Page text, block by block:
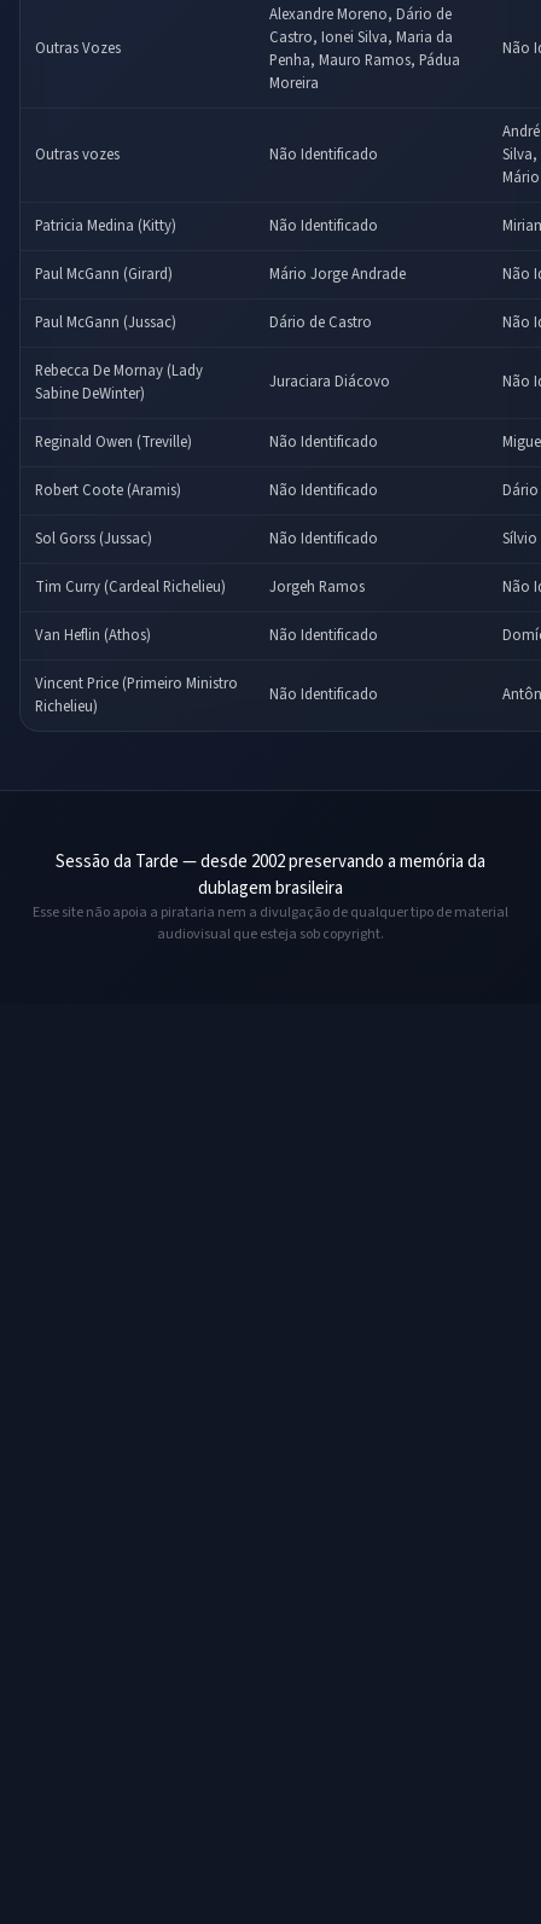
Outras Vozes
Alexandre Moreno, Dário de
Castro, Ionei Silva, Maria da
Penha, Mauro Ramos, Pádua
Moreira
Não
Outras vozes Não Identificado
Mário
Patricia Medina (Kitty) Não Identificado
Paul McGann (Girard) Mário Jorge Andrade Não
Paul McGann (Jussac) Dário de Castro Não
Rebecca De Mornay (Lady
Sabine DeWinter)
Juraciara Diácovo Não
Reginald Owen (Treville) Não Identificado
Robert Coote (Aramis) Não Identificado
Sol Gorss (Jussac) Não Identificado Sílvio
Tim Curry (Cardeal Richelieu) Jorgeh Ramos Não
Van Heflin (Athos) Não Identificado
Vincent Price (Primeiro Ministro
Richelieu)
Não Identificado
Sessão da Tarde — desde 2002 preservando a memória da
dublagem brasileira
Esse site não apoia a pirataria nem a divulgação de qualquer tipo de material
audiovisual que esteja sob copyright.